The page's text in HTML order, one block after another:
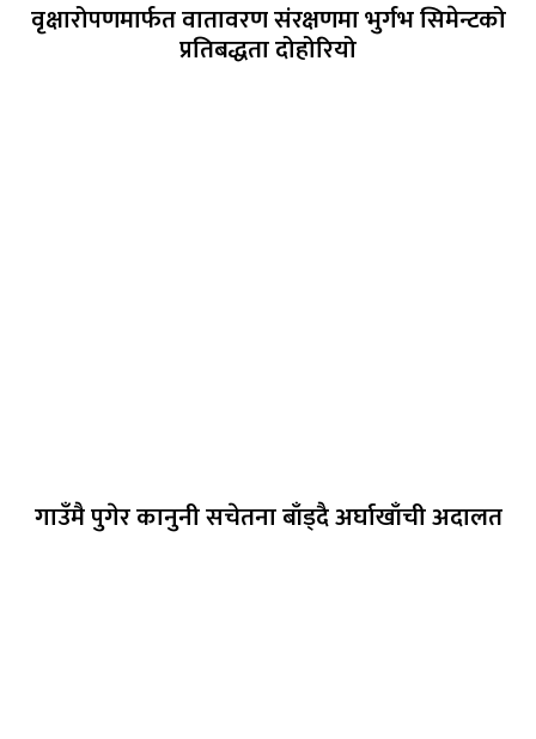
वृक्षारोपणमार्फत वातावरण संरक्षणमा भुर्गभ सिमेन्टको
प्रतिबद्धता दोहोरियो
गाउँमै पुगेर कानुनी सचेतना बाँड्दै अर्घाखाँची अदालत